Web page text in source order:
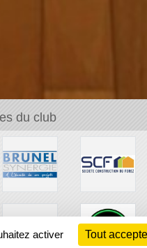
du club
activer Tout